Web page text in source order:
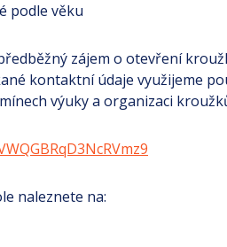
podle věku
zájem o otevření
kontaktní údaje využijeme
výuky a organizaci
naleznete na: